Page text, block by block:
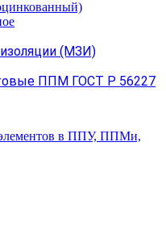
(МЗИ)
ППМ ГОСТ Р 56227
в ППУ, ППМи,